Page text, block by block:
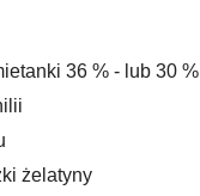
36 % - lub 30 %
żelatyny